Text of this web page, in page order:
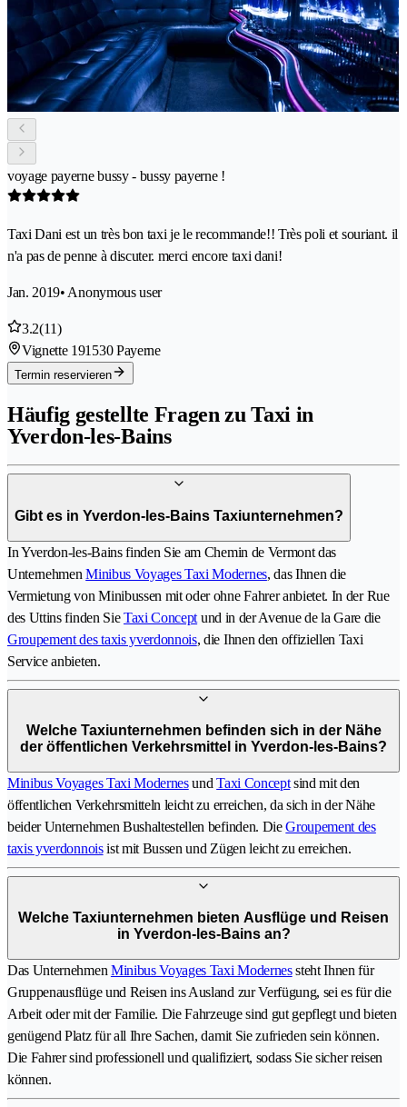
voyage payerne bussy - bussy payerne !
Taxi Dani est un très bon taxi je le recommande!! Très poli et souriant. il
n'a pas de penne à discuter. merci encore taxi dani!
Jan. 2019• Anonymous user
3.2(11)
Vignette 191530 Payerne
Termin reservieren
Häufig gestellte Fragen zu Taxi in
Yverdon-les-Bains
Gibt es in Yverdon-les-Bains Taxiunternehmen?
In Yverdon-les-Bains finden Sie am Chemin de Vermont das
UnternehmenMinibus Voyages Taxi Modernes, das Ihnen die
Vermietung von Minibussen mit oder ohne Fahrer anbietet. In der Rue
des Uttins finden SieTaxi Concept und in der Avenue de la Gare die
Groupement des taxis yverdonnois, die Ihnen den offiziellen Taxi
Service anbieten.
Welche Taxiunternehmen befinden sich in der Nähe
der öffentlichen Verkehrsmittel in Yverdon-les-Bains?
Minibus Voyages Taxi ModernesundTaxi Conceptsind mit den
öffentlichen Verkehrsmitteln leicht zu erreichen, da sich in der Nähe
beider Unternehmen Bushaltestellen befinden. DieGroupement des
taxis yverdonnoisist mit Bussen und Zügen leicht zu erreichen.
Welche Taxiunternehmen bieten Ausflüge und Reisen
in Yverdon-les-Bains an?
Das Unternehmen Minibus Voyages Taxi Modernessteht Ihnen für
Gruppenausflüge und Reisen ins Ausland zur Verfügung, sei es für die
Arbeit oder mit der Familie. Die Fahrzeuge sind gut gepflegt und bieten
genügend Platz für all Ihre Sachen, damit Sie zufrieden sein können.
Die Fahrer sind professionell und qualifiziert, sodass Sie sicher reisen
können.